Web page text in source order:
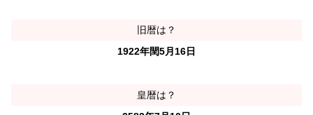
旧暦は？
1922年閏5月16日
皇暦は？